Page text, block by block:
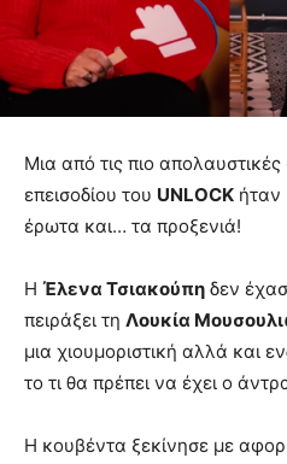
Μια από τις πιο απολαυστικές
επεισοδίου του UNLOCK ήταν
έρωτα και… τα προξενιά!
Η Έλενα Τσιακούπη δεν
πειράξει τη Λουκία
μια χιουμοριστική αλλά και
το τι θα πρέπει να έχει ο
Η κουβέντα ξεκίνησε με